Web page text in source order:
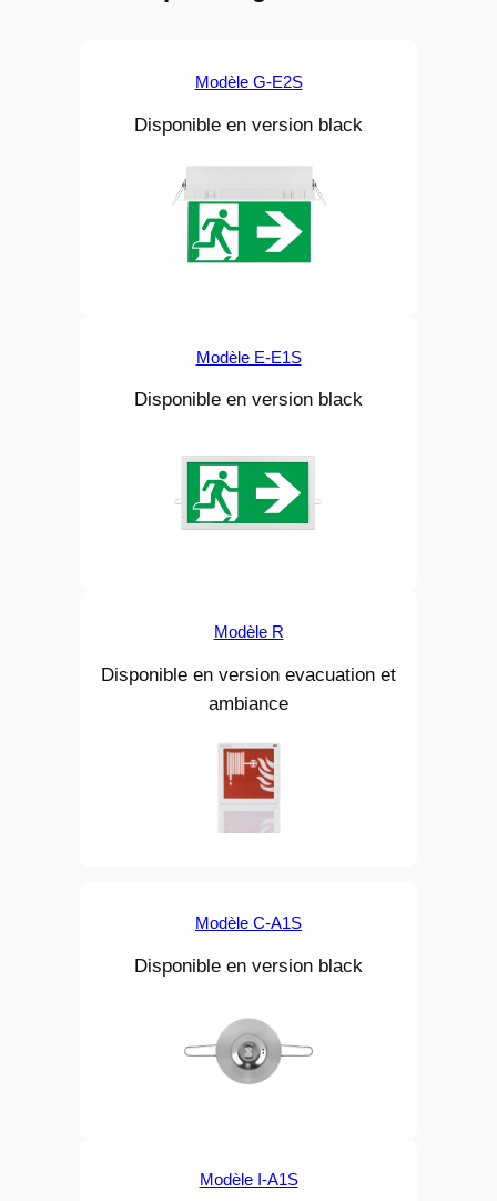
Modèle G-E2S
Disponible en version black
Modèle E-E1S
Disponible en version black
Modèle R
Disponible en version evacuation et
ambiance
Modèle C-A1S
Disponible en version black
Modèle I-A1S